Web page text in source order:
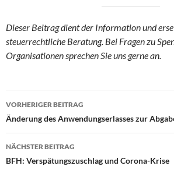
Dieser Beitrag dient der Information und
steuerrechtliche Beratung. Bei Fragen zu
Organisationen sprechen Sie uns gerne an.
Beitragsnavigation
VORHERIGER BEITRAG
Änderung des Anwendungserlasses zur
NÄCHSTER BEITRAG
BFH: Verspätungszuschlag und Corona-Krise